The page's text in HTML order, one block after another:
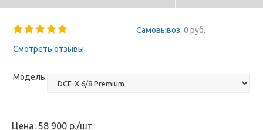
Самовывоз: 0 руб.
Смотреть отзывы
Модель:
Цена: 58 900 р./шт